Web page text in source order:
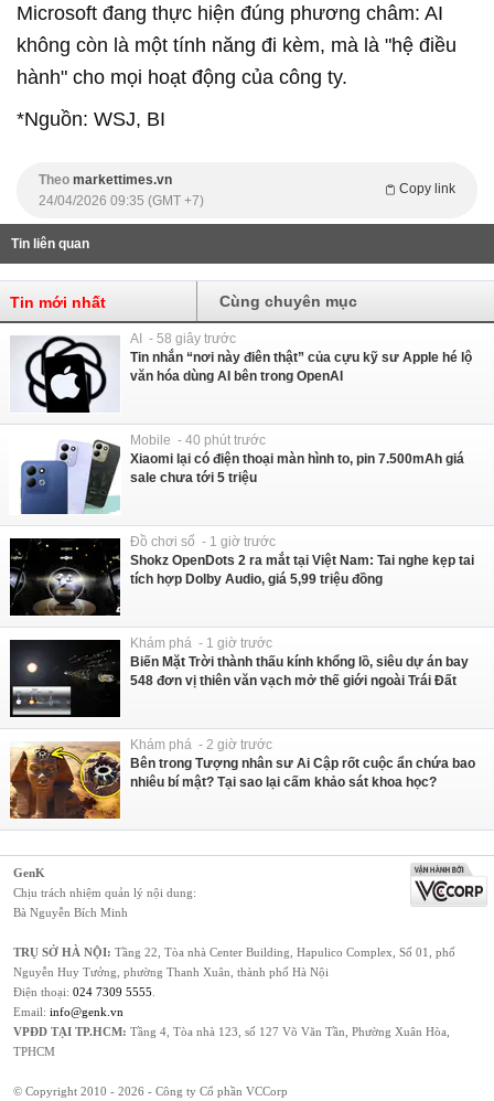
Microsoft đang thực hiện đúng phương châm: AI
không còn là một tính năng đi kèm, mà là "hệ điều
hành" cho mọi hoạt động của công ty.
*Nguồn: WSJ, BI
Theo markettimes.vn
Copy link
24/04/2026 09:35 (GMT +7)
Tin liên quan
Tin mới nhất Cùng chuyên mục
AI - 58 giây trước
Tin nhắn “nơi này điên thật” của cựu kỹ sư Apple hé lộ
văn hóa dùng AI bên trong OpenAI
Mobile - 40 phút trước
Xiaomi lại có điện thoại màn hình to, pin 7.500mAh giá
sale chưa tới 5 triệu
Đồ chơi số - 1 giờ trước
Shokz OpenDots 2 ra mắt tại Việt Nam: Tai nghe kẹp tai
tích hợp Dolby Audio, giá 5,99 triệu đồng
Khám phá - 1 giờ trước
Biến Mặt Trời thành thấu kính khổng lồ, siêu dự án bay
548 đơn vị thiên văn vạch mở thế giới ngoài Trái Đất
Khám phá - 2 giờ trước
Bên trong Tượng nhân sư Ai Cập rốt cuộc ẩn chứa bao
nhiêu bí mật? Tại sao lại cấm khảo sát khoa học?
GenK
Chịu trách nhiệm quản lý nội dung:
Bà Nguyễn Bích Minh
TRỤ SỞ HÀ NỘI: Tầng 22, Tòa nhà Center Building, Hapulico Complex, Số 01, phố
Nguyễn Huy Tưởng, phường Thanh Xuân, thành phố Hà Nội
Điện thoại: 024 7309 5555
Email: info@genk.vn
VPĐD TẠI TP.HCM: Tầng 4, Tòa nhà 123, số 127 Võ Văn Tần, Phường Xuân Hòa,
TPHCM
© Copyright 2010 - 2026 - Công ty Cổ phần VCCorp